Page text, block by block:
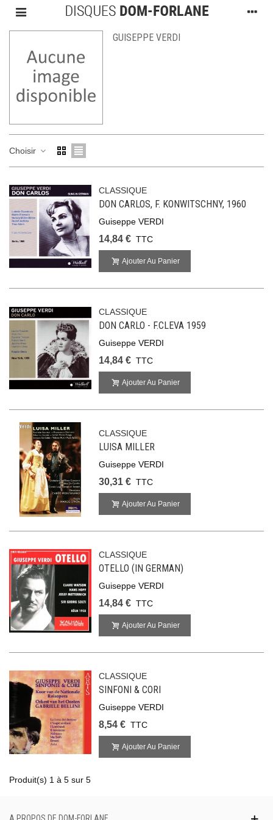
GUISEPPE VERDI
Choisir
CLASSIQUE
DON CARLOS, F. KONWITSCHNY, 1960
Guiseppe VERDI
14,84 € TTC
Ajouter Au Panier
CLASSIQUE
DON CARLO - F.CLEVA 1959
Guiseppe VERDI
14,84 € TTC
Ajouter Au Panier
CLASSIQUE
LUISA MILLER
Guiseppe VERDI
30,31 € TTC
Ajouter Au Panier
CLASSIQUE
OTELLO (IN GERMAN)
Guiseppe VERDI
14,84 € TTC
Ajouter Au Panier
CLASSIQUE
SINFONI & CORI
Guiseppe VERDI
8,54 € TTC
Ajouter Au Panier
Produit(s) 1 à 5 sur 5